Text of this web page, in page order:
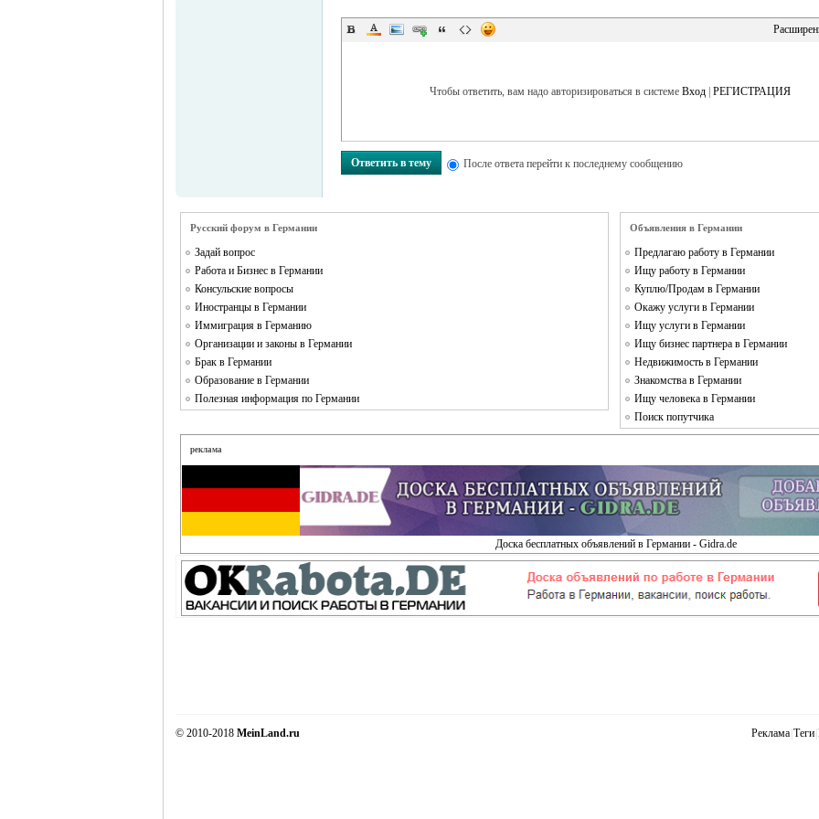
Чтобы ответить, вам надо авторизироваться в системе Вход РЕГИСТРАЦИЯ
Ответить в тему После ответа перейти к последнему сообщению
Русский форум в Германии
Задай вопрос
Работа и Бизнес в Германии
Консульские вопросы
Иностранцы в Германии
Иммиграция в Германию
Организации и законы в Германии
Брак в Германии
Образование в Германии
Полезная информация по Германии
Объявления в Германии
Предлагаю работу в Германии
Ищу работу в Германии
Куплю/Продам в Германии
Окажу услуги в Германии
Ищу услуги в Германии
Ищу бизнес партнера в Германии
Недвижимость в Германии
Знакомства в Германии
Ищу человека в Германии
Поиск попутчика
реклама
Доска бесплатных объявлений в Германии - Gidra.de
Реклама|Теги|
© 2010-2018 MeinLand.ru